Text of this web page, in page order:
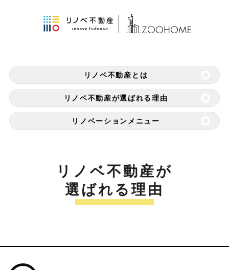
リノベ不動産とは
リノベ不動産が選ばれる理由
リノベーションメニュー
リノベ不動産が
選ばれる理由